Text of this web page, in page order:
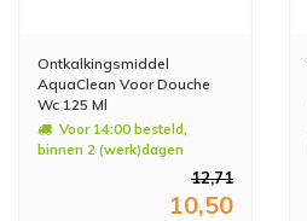
Ontkalkingsmiddel
AquaClean Voor Douche
Wc 125 Ml
Voor 14:00 besteld,
binnen 2 (werk)dagen
12,71
10,50